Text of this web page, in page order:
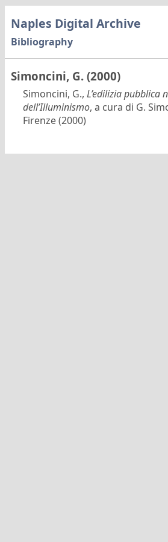
Naples Digital Archive
Bibliography
Simoncini, G. (2000)
Simoncini, G., L’edilizia pubblica
dell’Illuminismo, a cura di G.
Firenze (2000)